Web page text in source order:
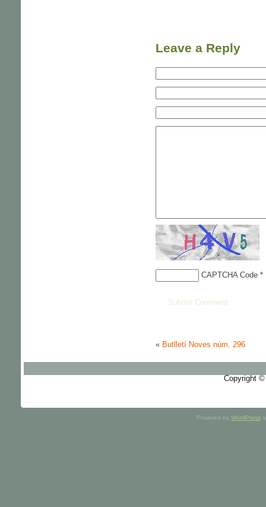
Leave a Reply
CAPTCHA Code *
« Butlletí Noves núm. 296
Copyright ©
Powered by WordPress